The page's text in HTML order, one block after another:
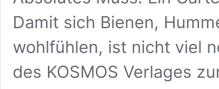
Damit sich Bienen,
wohlfühlen, ist nicht viel
des KOSMOS Verlages